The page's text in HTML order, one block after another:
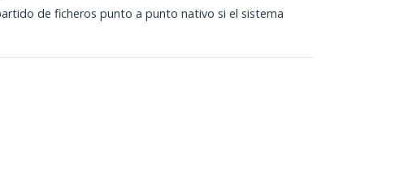
de ficheros punto a punto nativo si el sistema